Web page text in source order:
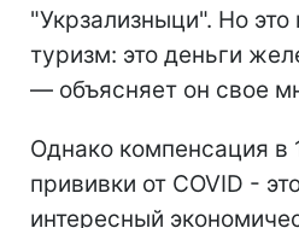
"Укрзализныци". Но это
туризм: это деньги
— объясняет он свое
Однако компенсация в
прививки от COVID -
интересный